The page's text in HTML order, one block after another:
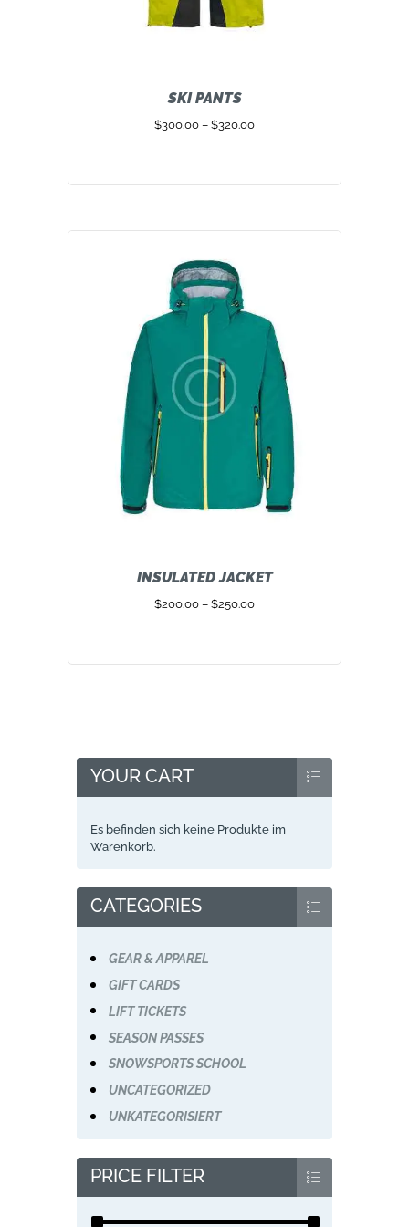
SKI PANTS
$300.00 – $320.00
INSULATED JACKET
$200.00 – $250.00
YOUR CART
Es befinden sich keine Produkte im
Warenkorb.
CATEGORIES
GEAR & APPAREL
GIFT CARDS
LIFT TICKETS
SEASON PASSES
SNOWSPORTS SCHOOL
UNCATEGORIZED
UNKATEGORISIERT
PRICE FILTER